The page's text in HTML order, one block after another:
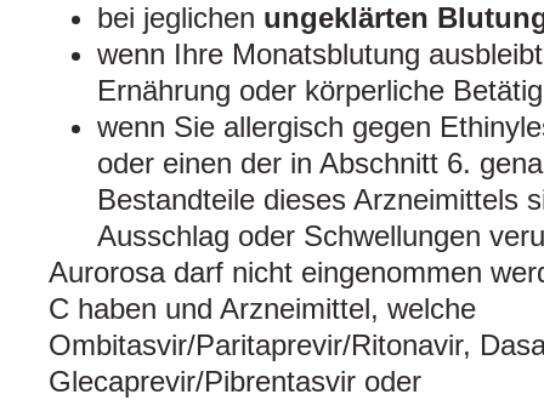
bei jeglichen ungeklärten
wenn Ihre Monatsblutung
Ernährung oder körperliche
wenn Sie allergisch gegen
oder einen der in Abschnitt 6.
Bestandteile dieses Arzneimittels
Ausschlag oder Schwellungen
Aurorosa darf nicht eingenommen
C haben und Arzneimittel, welche
Ombitasvir/Paritaprevir/Ritonavir,
Glecaprevir/Pibrentasvir oder